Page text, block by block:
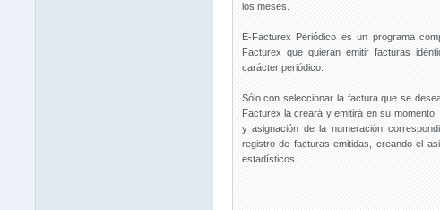
los meses.
E-Facturex Periódico es un programa
Facturex que quieran emitir facturas
carácter periódico.
Sólo con seleccionar la factura que se
Facturex la creará y emitirá en su
y asignación de la numeración
registro de facturas emitidas, creando el
estadísticos.